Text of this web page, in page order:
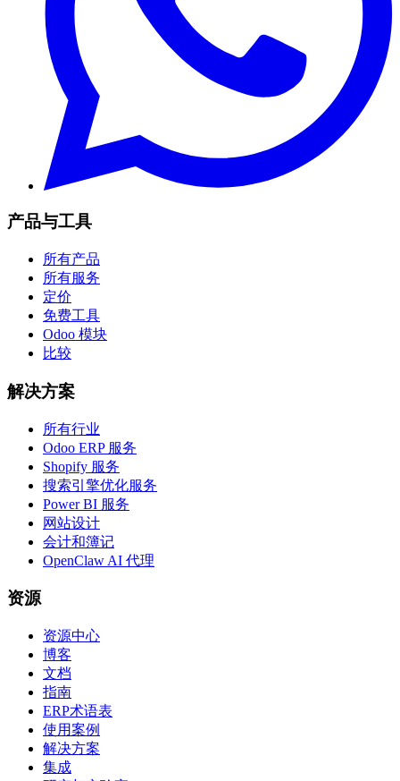
产品与工具
所有产品
所有服务
定价
免费工具
Odoo 模块
比较
解决方案
所有行业
Odoo ERP 服务
Shopify 服务
搜索引擎优化服务
Power BI 服务
网站设计
会计和簿记
OpenClaw AI 代理
资源
资源中心
博客
文档
指南
ERP术语表
使用案例
解决方案
集成